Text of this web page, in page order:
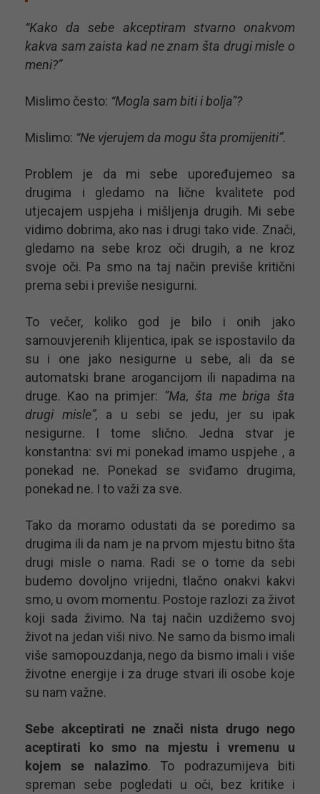
“Kako da sebe akceptiram stvarno onakvom
kakva sam zaista kad ne znam šta drugi misle o
meni?”
Mislimo često: “Mogla sam biti i bolja”?
Mislimo: “Ne vjerujem da mogu šta promijeniti”.
Problem je da mi sebe upoređujemeo sa
drugima i gledamo na lične kvalitete pod
utjecajem uspjeha i mišljenja drugih. Mi sebe
vidimo dobrima, ako nas i drugi tako vide. Znači,
gledamo na sebe kroz oči drugih, a ne kroz
svoje oči. Pa smo na taj način previše kritični
prema sebi i previše nesigurni.
To večer, koliko god je bilo i onih jako
samouvjerenih klijentica, ipak se ispostavilo da
su i one jako nesigurne u sebe, ali da se
automatski brane arogancijom ili napadima na
druge. Kao na primjer: ”Ma, šta me briga šta
drugi misle”, a u sebi se jedu, jer su ipak
nesigurne. I tome slično. Jedna stvar je
konstantna: svi mi ponekad imamo uspjehe , a
ponekad ne. Ponekad se sviđamo drugima,
ponekad ne. I to važi za sve.
Tako da moramo odustati da se poredimo sa
drugima ili da nam je na prvom mjestu bitno šta
drugi misle o nama. Radi se o tome da sebi
budemo dovoljno vrijedni, tlačno onakvi kakvi
smo, u ovom momentu. Postoje razlozi za život
koji sada živimo. Na taj način uzdižemo svoj
život na jedan viši nivo. Ne samo da bismo imali
više samopouzdanja, nego da bismo imali i više
životne energije i za druge stvari ili osobe koje
su nam važne.
Sebe akceptirati ne znači nista drugo nego
aceptirati ko smo na mjestu i vremenu u
kojem se nalazimo. To podrazumijeva biti
spreman sebe pogledati u oči, bez kritike i